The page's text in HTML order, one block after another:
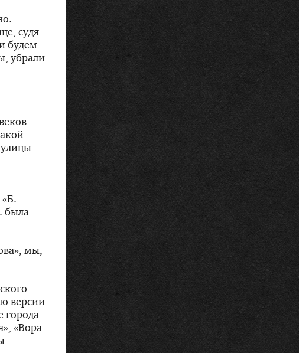
судя
будем
убрали
улицы
была
мы,
версии
города
, «Вора